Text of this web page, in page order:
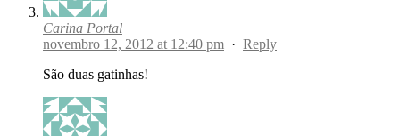
Carina Portal
novembro 12, 2012 at 12:40 pm · Reply
São duas gatinhas!